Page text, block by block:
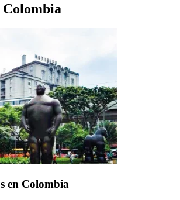
Colombia
en Colombia